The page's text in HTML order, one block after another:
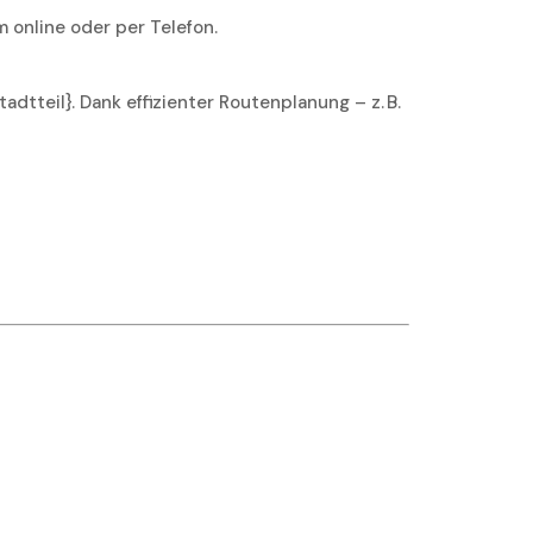
online oder per Telefon.
Dank effizienter Routenplanung – z. B.